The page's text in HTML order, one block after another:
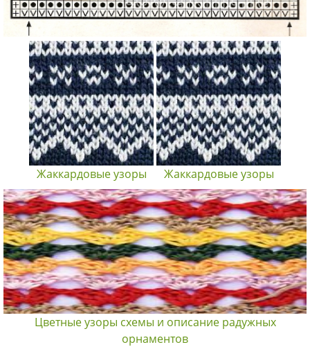
Жаккардовые узоры Жаккардовые узоры
Цветные узоры схемы и описание радужных
орнаментов